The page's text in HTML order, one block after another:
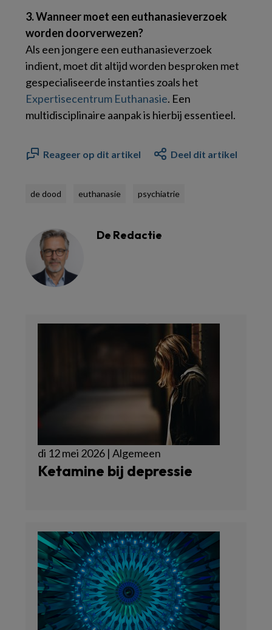
3. Wanneer moet een euthanasieverzoek
worden doorverwezen?
Als een jongere een euthanasieverzoek
indient, moet dit altijd worden besproken met
gespecialiseerde instanties zoals het
Expertisecentrum Euthanasie. Een
multidisciplinaire aanpak is hierbij essentieel.
Reageer op dit artikel Deel dit artikel
de dood euthanasie psychiatrie
De Redactie
di 12 mei 2026 | Algemeen
Ketamine bij depressie